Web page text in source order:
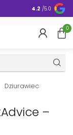
4.2 /5.0
0
Dziurawiec
–